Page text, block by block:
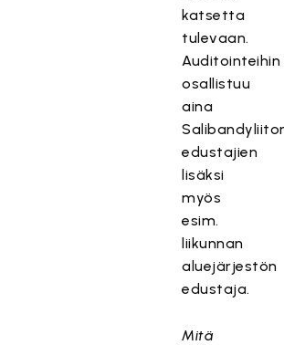
katsetta
tulevaan.
Auditointeihin
osallistuu
aina
edustajien
lisäksi
myös
esim.
liikunnan
aluejärjestön
edustaja.
Mitä